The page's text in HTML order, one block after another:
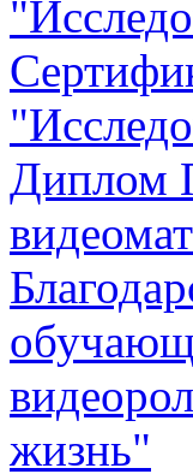
Диплом
жизнь"